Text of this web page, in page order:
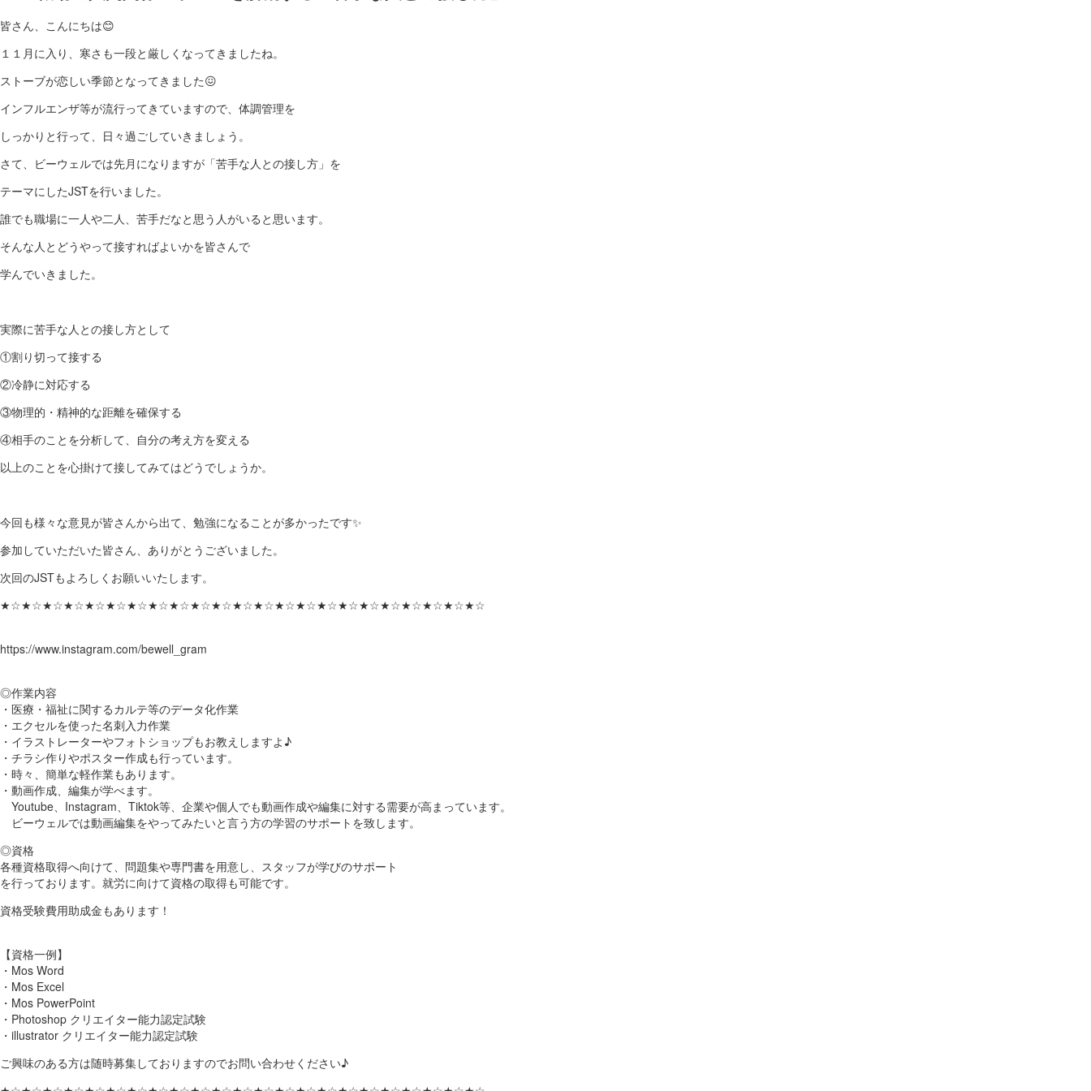
皆さん、こんにちは😊
１１月に入り、寒さも一段と厳しくなってきましたね。
ストーブが恋しい季節となってきました😖
インフルエンザ等が流行ってきていますので、体調管理を
しっかりと行って、日々過ごしていきましょう。
さて、ビーウェルでは先月になりますが「苦手な人との接し方」を
テーマにしたJSTを行いました。
誰でも職場に一人や二人、苦手だなと思う人がいると思います。
そんな人とどうやって接すればよいかを皆さんで
学んでいきました。
実際に苦手な人との接し方として
①割り切って接する
②冷静に対応する
③物理的・精神的な距離を確保する
④相手のことを分析して、自分の考え方を変える
以上のことを心掛けて接してみてはどうでしょうか。
今回も様々な意見が皆さんから出て、勉強になることが多かったです✨
参加していただいた皆さん、ありがとうございました。
次回のJSTもよろしくお願いいたします。
★☆★☆★☆★☆★☆★☆★☆★☆★☆★☆★☆★☆★☆★☆★☆★☆★☆★☆★☆★☆★☆★☆★☆
https://www.instagram.com/bewell_gram
◎作業内容
・医療・福祉に関するカルテ等のデータ化作業
・エクセルを使った名刺入力作業
・イラストレーターやフォトショップもお教えしますよ♪
・チラシ作りやポスター作成も行っています。
・時々、簡単な軽作業もあります。
・動画作成、編集が学べます。
Youtube、Instagram、Tiktok等、企業や個人でも動画作成や編集に対する需要が高まっています。
ビーウェルでは動画編集をやってみたいと言う方の学習のサポートを致します。
◎資格
各種資格取得へ向けて、問題集や専門書を用意し、スタッフが学びのサポート
を行っております。就労に向けて資格の取得も可能です。
資格受験費用助成金もあります！
【資格一例】
・Mos Word
・Mos Excel
・Mos PowerPoint
・Photoshop クリエイター能力認定試験
・illustrator クリエイター能力認定試験
ご興味のある方は随時募集しておりますのでお問い合わせください♪